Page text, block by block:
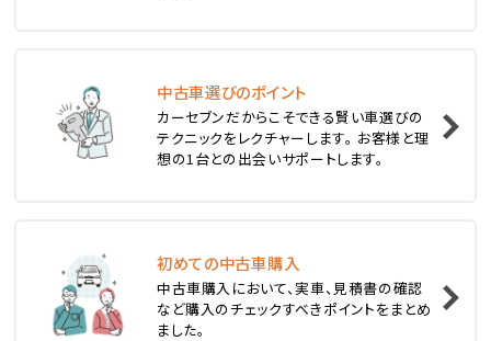
2位
スバル
レガシィツーリングワゴン
3位
トヨタ
カローラフィールダー
中古車選びのポイント
カーセブンだからこそできる賢い車選びの
テクニックをレクチャーします。 お客様と理
想の1台との出会いサポートします。
初めての中古車購入
中古車購入において、実車、見積書の確認
など購入のチェックすべきポイントをまとめ
ました。